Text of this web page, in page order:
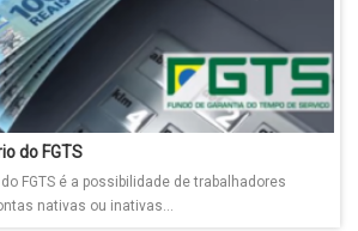
do FGTS
FGTS é a possibilidade de trabalhadores
nativas ou inativas...